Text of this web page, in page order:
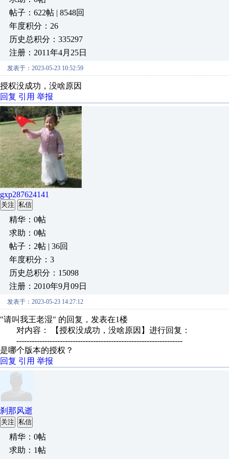
帖子：622帖 | 8548回
年度积分：26
历史总积分：335297
注册：2011年4月25日
发表于：2023-05-23 10:52:59
授权没成功，没啥原因
回复 引用 举报
gxp287624141
关注 私信
精华：0帖
求助：0帖
帖子：2帖 | 36回
年度积分：3
历史总积分：15098
注册：2010年9月09日
发表于：2023-05-23 14:27:12
"请叫我王老湿" 的回复，发表在1楼
对内容： 【授权没成功，没啥原因】进行回复：
-----------------------------------------------------------------
是哪个版本的授权？
回复 引用 举报
刹那风逝
关注 私信
精华：0帖
求助：1帖